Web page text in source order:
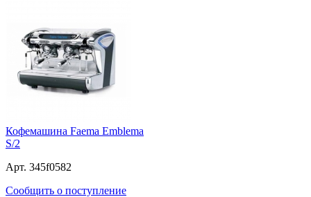
Кофемашина Faema Emblema
S/2
Арт. 345f0582
Сообщить о поступление